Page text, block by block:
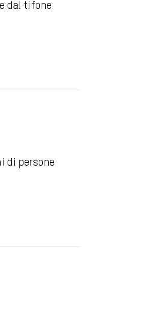
dal tifone
di persone